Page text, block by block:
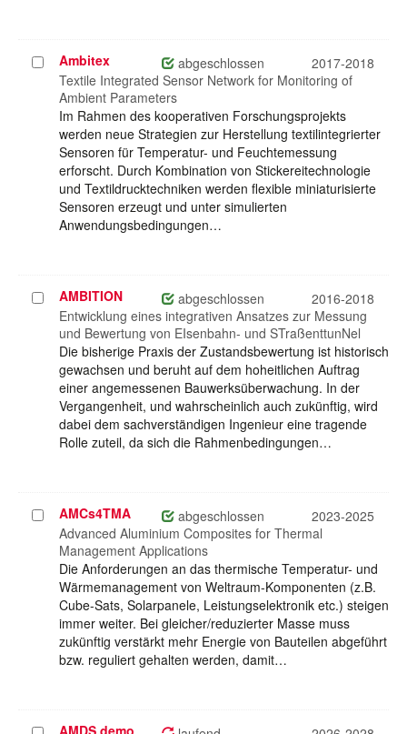
Projekt
auswählen
Ambitex abgeschlossen
2017-2018
Textile Integrated Sensor Network for Monitoring of
Ambient Parameters
Im Rahmen des kooperativen Forschungsprojekts
werden neue Strategien zur Herstellung textilintegrierter
Sensoren für Temperatur- und Feuchtemessung
erforscht. Durch Kombination von Stickereitechnologie
und Textildrucktechniken werden flexible miniaturisierte
Sensoren erzeugt und unter simulierten
Anwendungsbedingungen…
Projekt
auswählen
AMBITION abgeschlossen
2016-2018
Entwicklung eines integrativen Ansatzes zur Messung
und Bewertung von EIsenbahn- und STraßenttunNel
Die bisherige Praxis der Zustandsbewertung ist historisch
gewachsen und beruht auf dem hoheitlichen Auftrag
einer angemessenen Bauwerksüberwachung. In der
Vergangenheit, und wahrscheinlich auch zukünftig, wird
dabei dem sachverständigen Ingenieur eine tragende
Rolle zuteil, da sich die Rahmenbedingungen…
Projekt
auswählen
AMCs4TMA abgeschlossen
2023-2025
Advanced Aluminium Composites for Thermal
Management Applications
Die Anforderungen an das thermische Temperatur- und
Wärmemanagement von Weltraum-Komponenten (z.B.
Cube-Sats, Solarpanele, Leistungselektronik etc.) steigen
immer weiter. Bei gleicher/reduzierter Masse muss
zukünftig verstärkt mehr Energie von Bauteilen abgeführt
bzw. reguliert gehalten werden, damit…